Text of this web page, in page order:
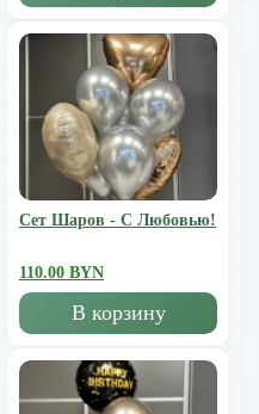
Сет Шаров - С Любовью!
110.00 BYN
В корзину